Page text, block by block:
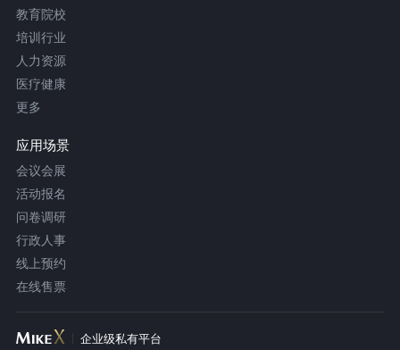
教育院校
培训行业
人力资源
医疗健康
更多
应用场景
会议会展
活动报名
问卷调研
行政人事
线上预约
在线售票
企业级私有平台